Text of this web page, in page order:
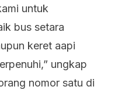
untuk
bus setara
keret aapi
ungkap
nomor satu di